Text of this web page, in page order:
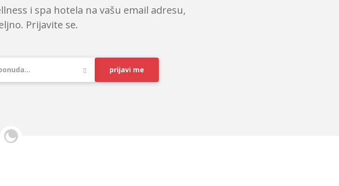
i spa hotela na vašu email adresu,
Prijavite se.
prijavi me